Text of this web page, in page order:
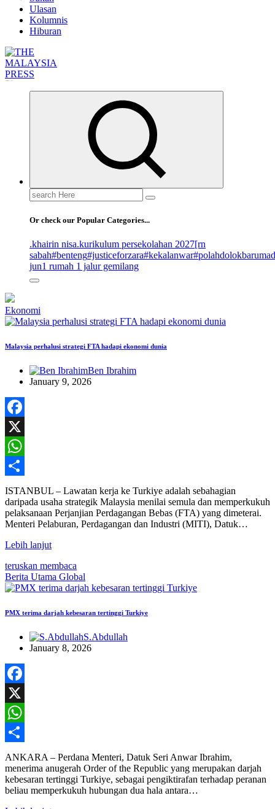
Ulasan
Kolumnis
Hiburan
Search
for:
Or check our Popular Categories...
.khairin nisa.kurikulum persekolahan 2027[rn
sabah#benteng#justiceforzara#kekalanwar
jun1 rumah 1 jalur gemilang
Ekonomi
Malaysia perhalusi strategi FTA hadapi ekonomi dunia
Ben Ibrahim
January 9, 2026
Facebook
X
WhatsApp
Share
ISTANBUL – Lawatan kerja ke Turkiye adalah sebahagian
daripada usaha strategik Malaysia menilai semula dan memperkukuh
pelaksanaan Perjanjian Perdagangan Bebas (FTA) yang dimeterai.
Menteri Pelaburan, Perdagangan dan Industri (MITI), Datuk…
Lebih lanjut
teruskan membaca
Berita Utama Global
PMX terima darjah kebesaran tertinggi Turkiye
S.Abdullah
January 8, 2026
Facebook
X
WhatsApp
Share
ANKARA – Perdana Menteri, Datuk Seri Anwar Ibrahim,
menerima anugerah Order of the Republic yang merupakan darjah
kebesaran tertinggi Turkiye, sebagai pengiktirafan terhadap peranan
beliau memperkukuh hubungan dua hala antara…